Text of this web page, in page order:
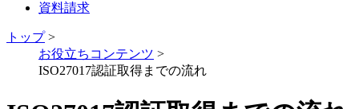
資料請求
トップ>
お役立ちコンテンツ >
ISO27017認証取得までの流れ